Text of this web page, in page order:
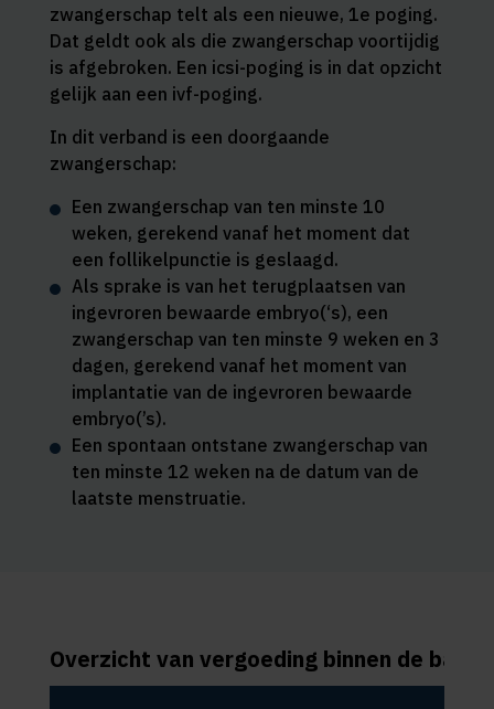
zwangerschap telt als een nieuwe, 1e poging.
Dat geldt ook als die zwangerschap voortijdig
is afgebroken. Een icsi-poging is in dat opzicht
gelijk aan een ivf-poging.
In dit verband is een doorgaande
zwangerschap:
Een zwangerschap van ten minste 10
weken, gerekend vanaf het moment dat
een follikelpunctie is geslaagd.
Als sprake is van het terugplaatsen van
ingevroren bewaarde embryo(‘s), een
zwangerschap van ten minste 9 weken en 3
dagen, gerekend vanaf het moment van
implantatie van de ingevroren bewaarde
embryo(’s).
Een spontaan ontstane zwangerschap van
ten minste 12 weken na de datum van de
laatste menstruatie.
Overzicht van vergoeding binnen de